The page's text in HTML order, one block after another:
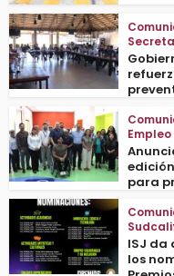
Empleo
para
ISJ da
los